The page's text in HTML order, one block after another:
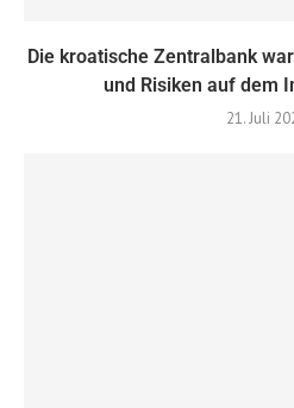
Die kroatische Zentralbank
und Risiken auf dem
21. Juli